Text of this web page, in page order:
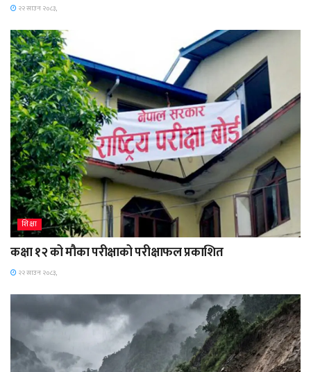
२२ साउन २०८३,
शिक्षा
कक्षा १२ को मौका परीक्षाको परीक्षाफल प्रकाशित
२२ साउन २०८३,